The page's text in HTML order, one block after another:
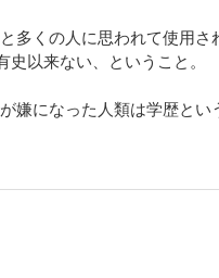
多くの人に思われて使用さ
以来ない、ということ。
嫌になった人類は学歴とい